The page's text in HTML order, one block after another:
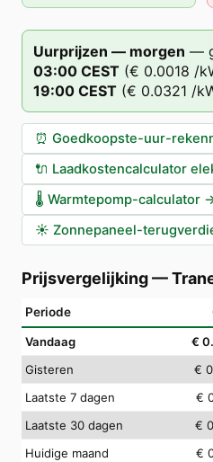
Uurprijzen — morgen —
03:00 CEST (€ 0.0018 /
19:00 CEST (€ 0.0321 /
⏰ Goedkoopste-uur-
🔌 Laadkostencalculator
🌡️ Warmtepomp-calculator
☀️ Zonnepaneel-
Prijsvergelijking—
Periode
Vandaag €
Gisteren
€
Laatste 7 dagen
€
Laatste 30 dagen
€
Huidige maand
€